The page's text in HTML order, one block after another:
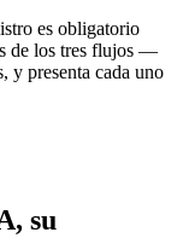
es obligatorio
de los tres flujos —
y presenta cada uno
su